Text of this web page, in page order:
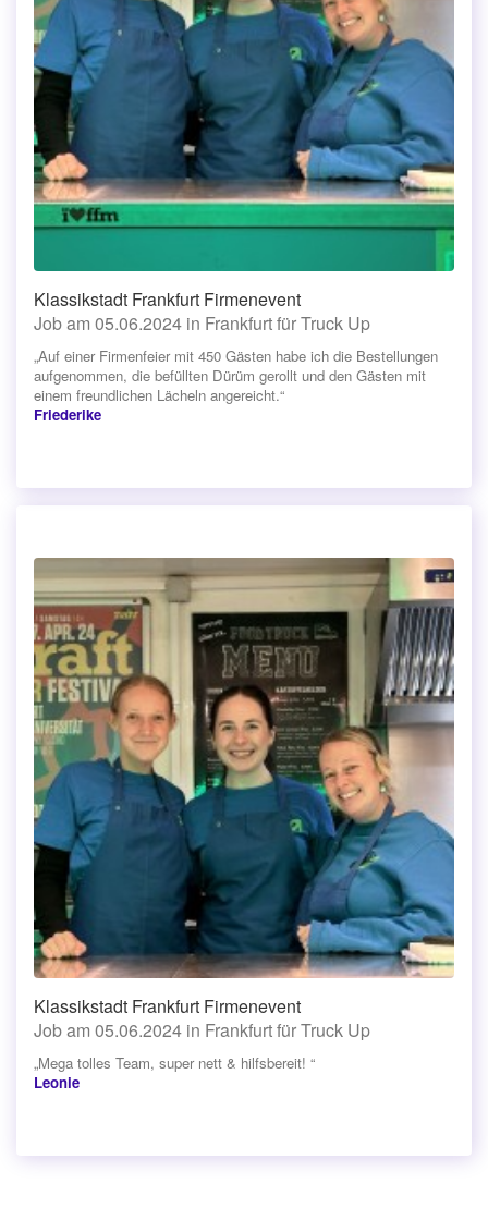
Klassikstadt Frankfurt Firmenevent
Job am 05.06.2024 in Frankfurt für Truck Up
„Auf einer Firmenfeier mit 450 Gästen habe ich die Bestellungen
aufgenommen, die befüllten Dürüm gerollt und den Gästen mit
einem freundlichen Lächeln angereicht.“
Friederike
Klassikstadt Frankfurt Firmenevent
Job am 05.06.2024 in Frankfurt für Truck Up
„Mega tolles Team, super nett & hilfsbereit! “
Leonie